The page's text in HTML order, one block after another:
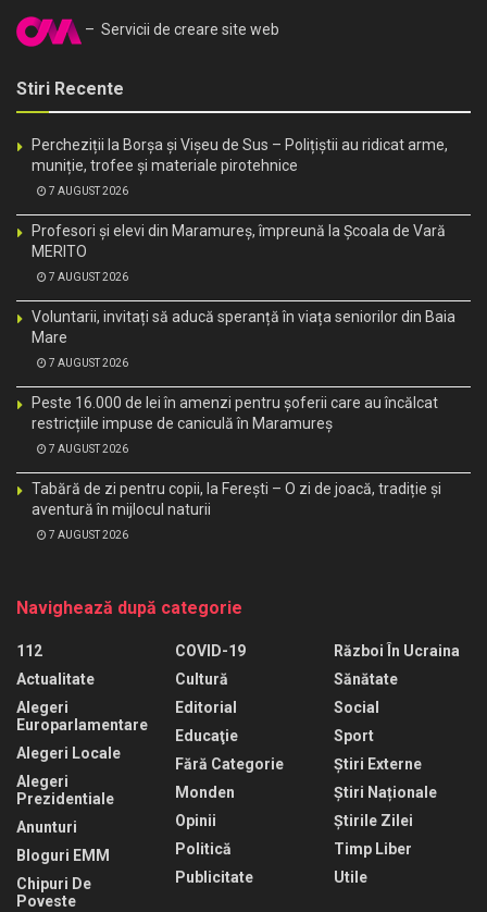
– Servicii de creare site web
Stiri Recente
Percheziții la Borșa și Vișeu de Sus – Polițiștii au ridicat arme,
muniție, trofee și materiale pirotehnice
7 AUGUST 2026
Profesori și elevi din Maramureș, împreună la Școala de Vară
MERITO
7 AUGUST 2026
Voluntarii, invitați să aducă speranță în viața seniorilor din Baia
Mare
7 AUGUST 2026
Peste 16.000 de lei în amenzi pentru șoferii care au încălcat
restricțiile impuse de caniculă în Maramureș
7 AUGUST 2026
Tabără de zi pentru copii, la Ferești – O zi de joacă, tradiție și
aventură în mijlocul naturii
7 AUGUST 2026
Navighează după categorie
112
Actualitate
Alegeri
Europarlamentare
Alegeri Locale
Alegeri
Prezidentiale
Anunturi
Bloguri EMM
Chipuri De
Poveste
COVID-19
Cultură
Editorial
Educaţie
Fără Categorie
Monden
Opinii
Politică
Publicitate
Război În Ucraina
Sănătate
Social
Sport
Știri Externe
Știri Naționale
Știrile Zilei
Timp Liber
Utile